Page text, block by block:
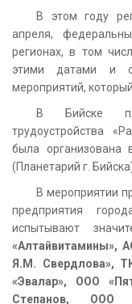
В этом году
апреля,
регионах, в том
этими датами и
мероприятий,
В Бийске
трудоустройства
была
(Планетарий г.
В мероприятии
предприятия
испытывают
«Алтайвитамины»,
Я.М. Свердлова»,
«Эвалар», ООО
Степанов, ООО